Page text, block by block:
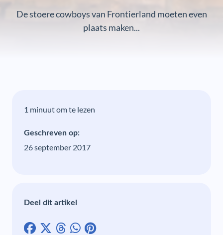
De stoere cowboys van Frontierland moeten even
plaats maken...
1 minuut om te lezen
Geschreven op:
26 september 2017
Deel dit artikel